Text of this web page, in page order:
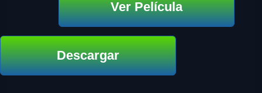
Ver Película
Descargar